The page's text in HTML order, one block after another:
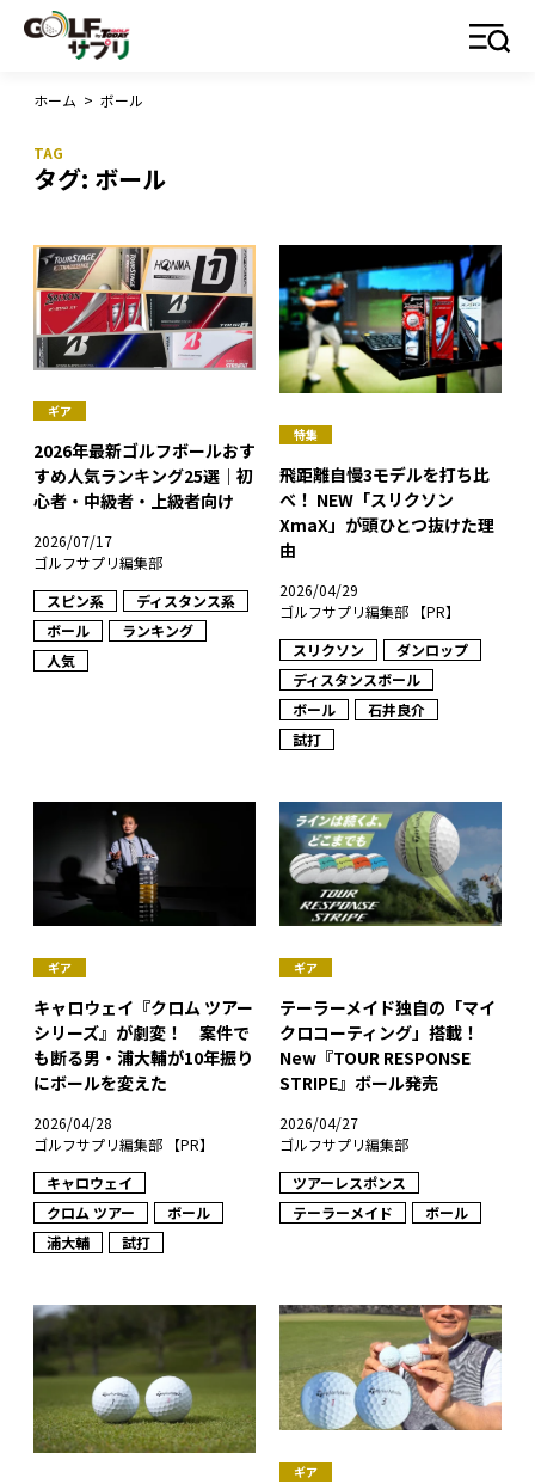
ホーム > ボール
タグ: ボール
ギア
2026年最新ゴルフボールおす
すめ人気ランキング25選｜初
心者・中級者・上級者向け
2026/07/17
ゴルフサプリ編集部
スピン系
ディスタンス系
ボール
ランキング
人気
特集
飛距離自慢3モデルを打ち比
べ！ NEW「スリクソン
XmaX」が頭ひとつ抜けた理
由
2026/04/29
ゴルフサプリ編集部 【PR】
スリクソン
ダンロップ
ディスタンスボール
ボール
石井良介
試打
ギア
キャロウェイ『クロム ツアー
シリーズ』が劇変！ 案件で
も断る男・浦大輔が10年振り
にボールを変えた
2026/04/28
ゴルフサプリ編集部 【PR】
キャロウェイ
クロム ツアー
ボール
浦大輔
試打
ギア
テーラーメイド独自の「マイ
クロコーティング」搭載！
New『TOUR RESPONSE
STRIPE』ボール発売
2026/04/27
ゴルフサプリ編集部
ツアーレスポンス
テーラーメイド
ボール
ギア